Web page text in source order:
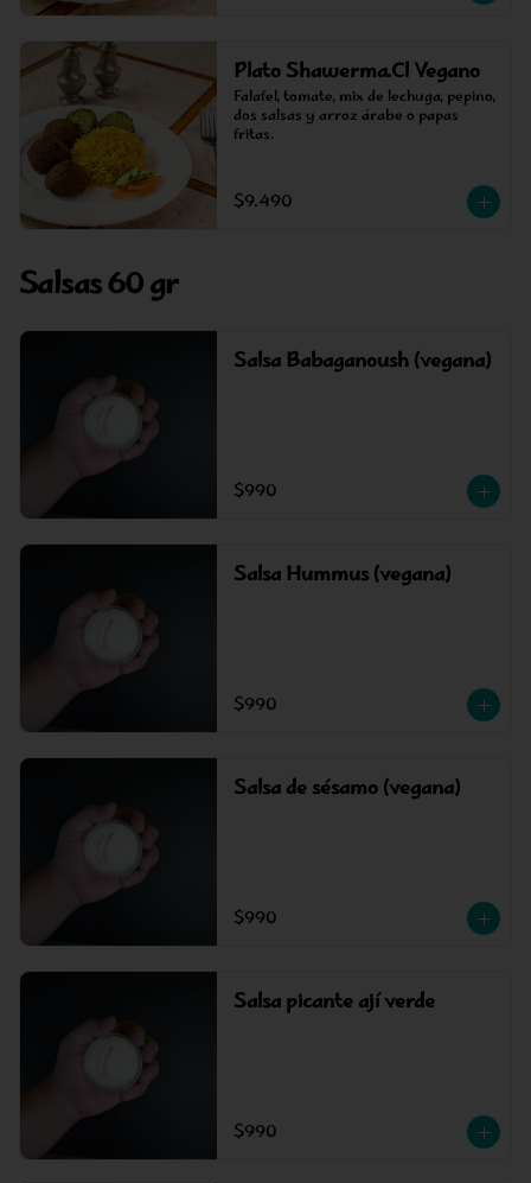
Plato Shawerma.Cl Vegano
Falafel, tomate, mix de lechuga, pepino,
dos salsas y arroz árabe o papas
fritas.
$9.490
Salsas 60 gr
Salsa Babaganoush (vegana)
$990
Salsa Hummus (vegana)
$990
Salsa de sésamo (vegana)
$990
Salsa picante ají verde
$990